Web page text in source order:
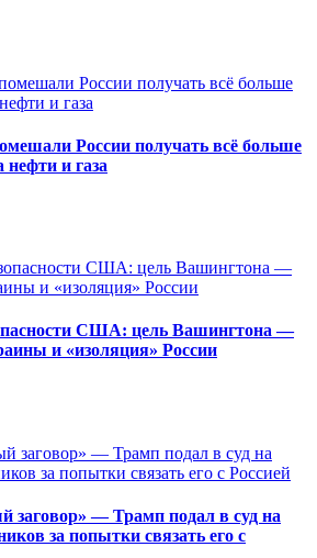
России получать всё больше
и газа
США: цель Вашингтона —
и «изоляция» России
заговор» — Трамп подал в суд на
за попытки связать его с